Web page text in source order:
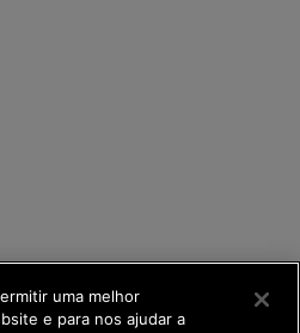
uma melhor
e para nos ajudar a